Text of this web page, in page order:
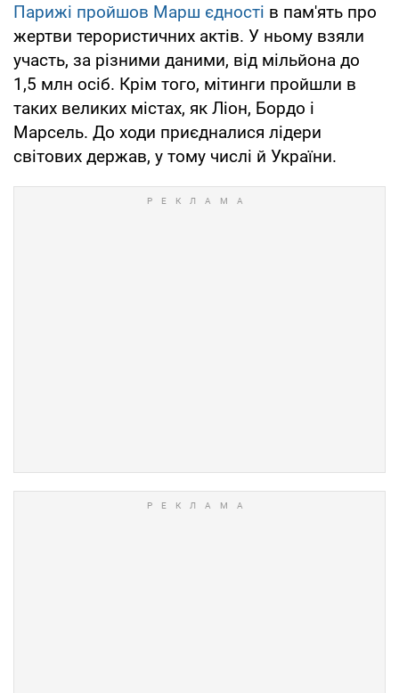
Парижі пройшов Марш єдності в пам'ять про
жертви терористичних актів. У ньому взяли
участь, за різними даними, від мільйона до
1,5 млн осіб. Крім того, мітинги пройшли в
таких великих містах, як Ліон, Бордо і
Марсель. До ходи приєдналися лідери
світових держав, у тому числі й України.